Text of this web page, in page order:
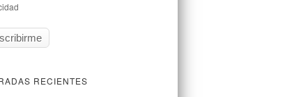
RECIENTES